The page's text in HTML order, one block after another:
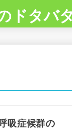
ドタバ
吸症候群の